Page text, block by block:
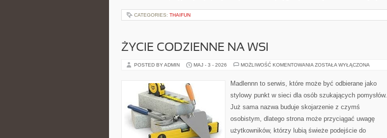
CATEGORIES: THAIFUN
ŻYCIE CODZIENNE NA WSI
POSTED BY ADMIN MAJ - 3 - 2026 MOŻLIWOŚĆ KOMENTOWANIA ŻYCIE
WSI
ZOSTAŁA WYŁĄCZONA
Madlennn to serwis, które może być odbierane jako
stylowy punkt w sieci dla osób szukających pomysłów.
Już sama nazwa buduje skojarzenie z czymś
osobistym, dlatego strona może przyciągać uwagę
użytkowników, którzy lubią świeże podejście do